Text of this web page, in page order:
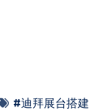
#迪拜展台搭建